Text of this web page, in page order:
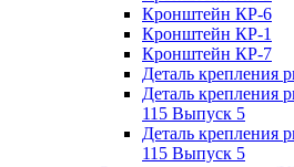
Кронштейн КР-6
Кронштейн КР-1
Кронштейн КР-7
Деталь крепления
Деталь крепления
115 Выпуск 5
Деталь крепления
115 Выпуск 5